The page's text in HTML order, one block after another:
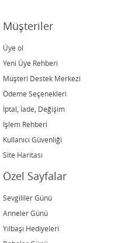
Müşteriler
Üye ol
Yeni Üye Rehberi
Müşteri Destek Merkezi
Ödeme Seçenekleri
İptal, İade, Değişim
İşlem Rehberi
Kullanıcı Güvenliği
Site Haritası
Özel Sayfalar
Sevgililer Günü
Anneler Günü
Yılbaşı Hediyeleri